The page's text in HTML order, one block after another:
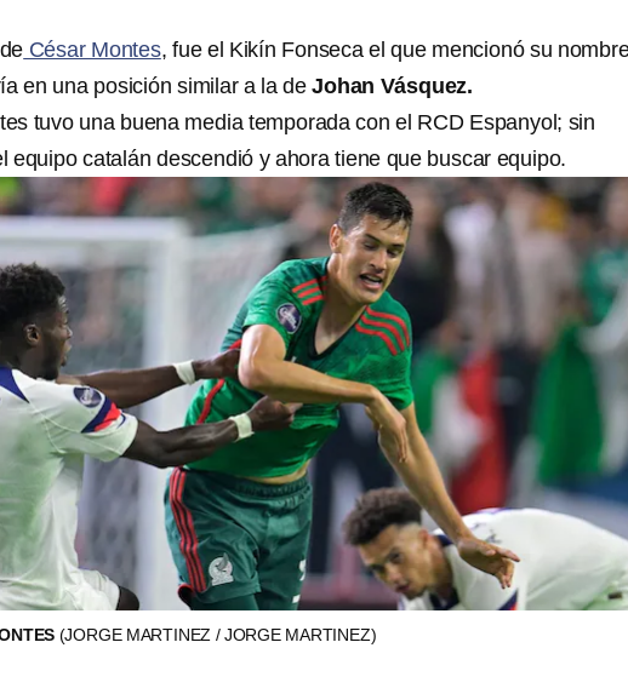
César Montes, fue el Kikín Fonseca el que mencionó su
en una posición similar a la deJohan Vásquez.
tuvo una buena media temporada con el RCD Espanyol; sin
equipo catalán descendió y ahora tiene que buscar equipo.
(JORGE MARTINEZ / JORGE MARTINEZ)